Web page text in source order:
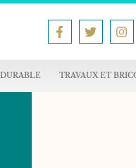
TRAVAUX ET